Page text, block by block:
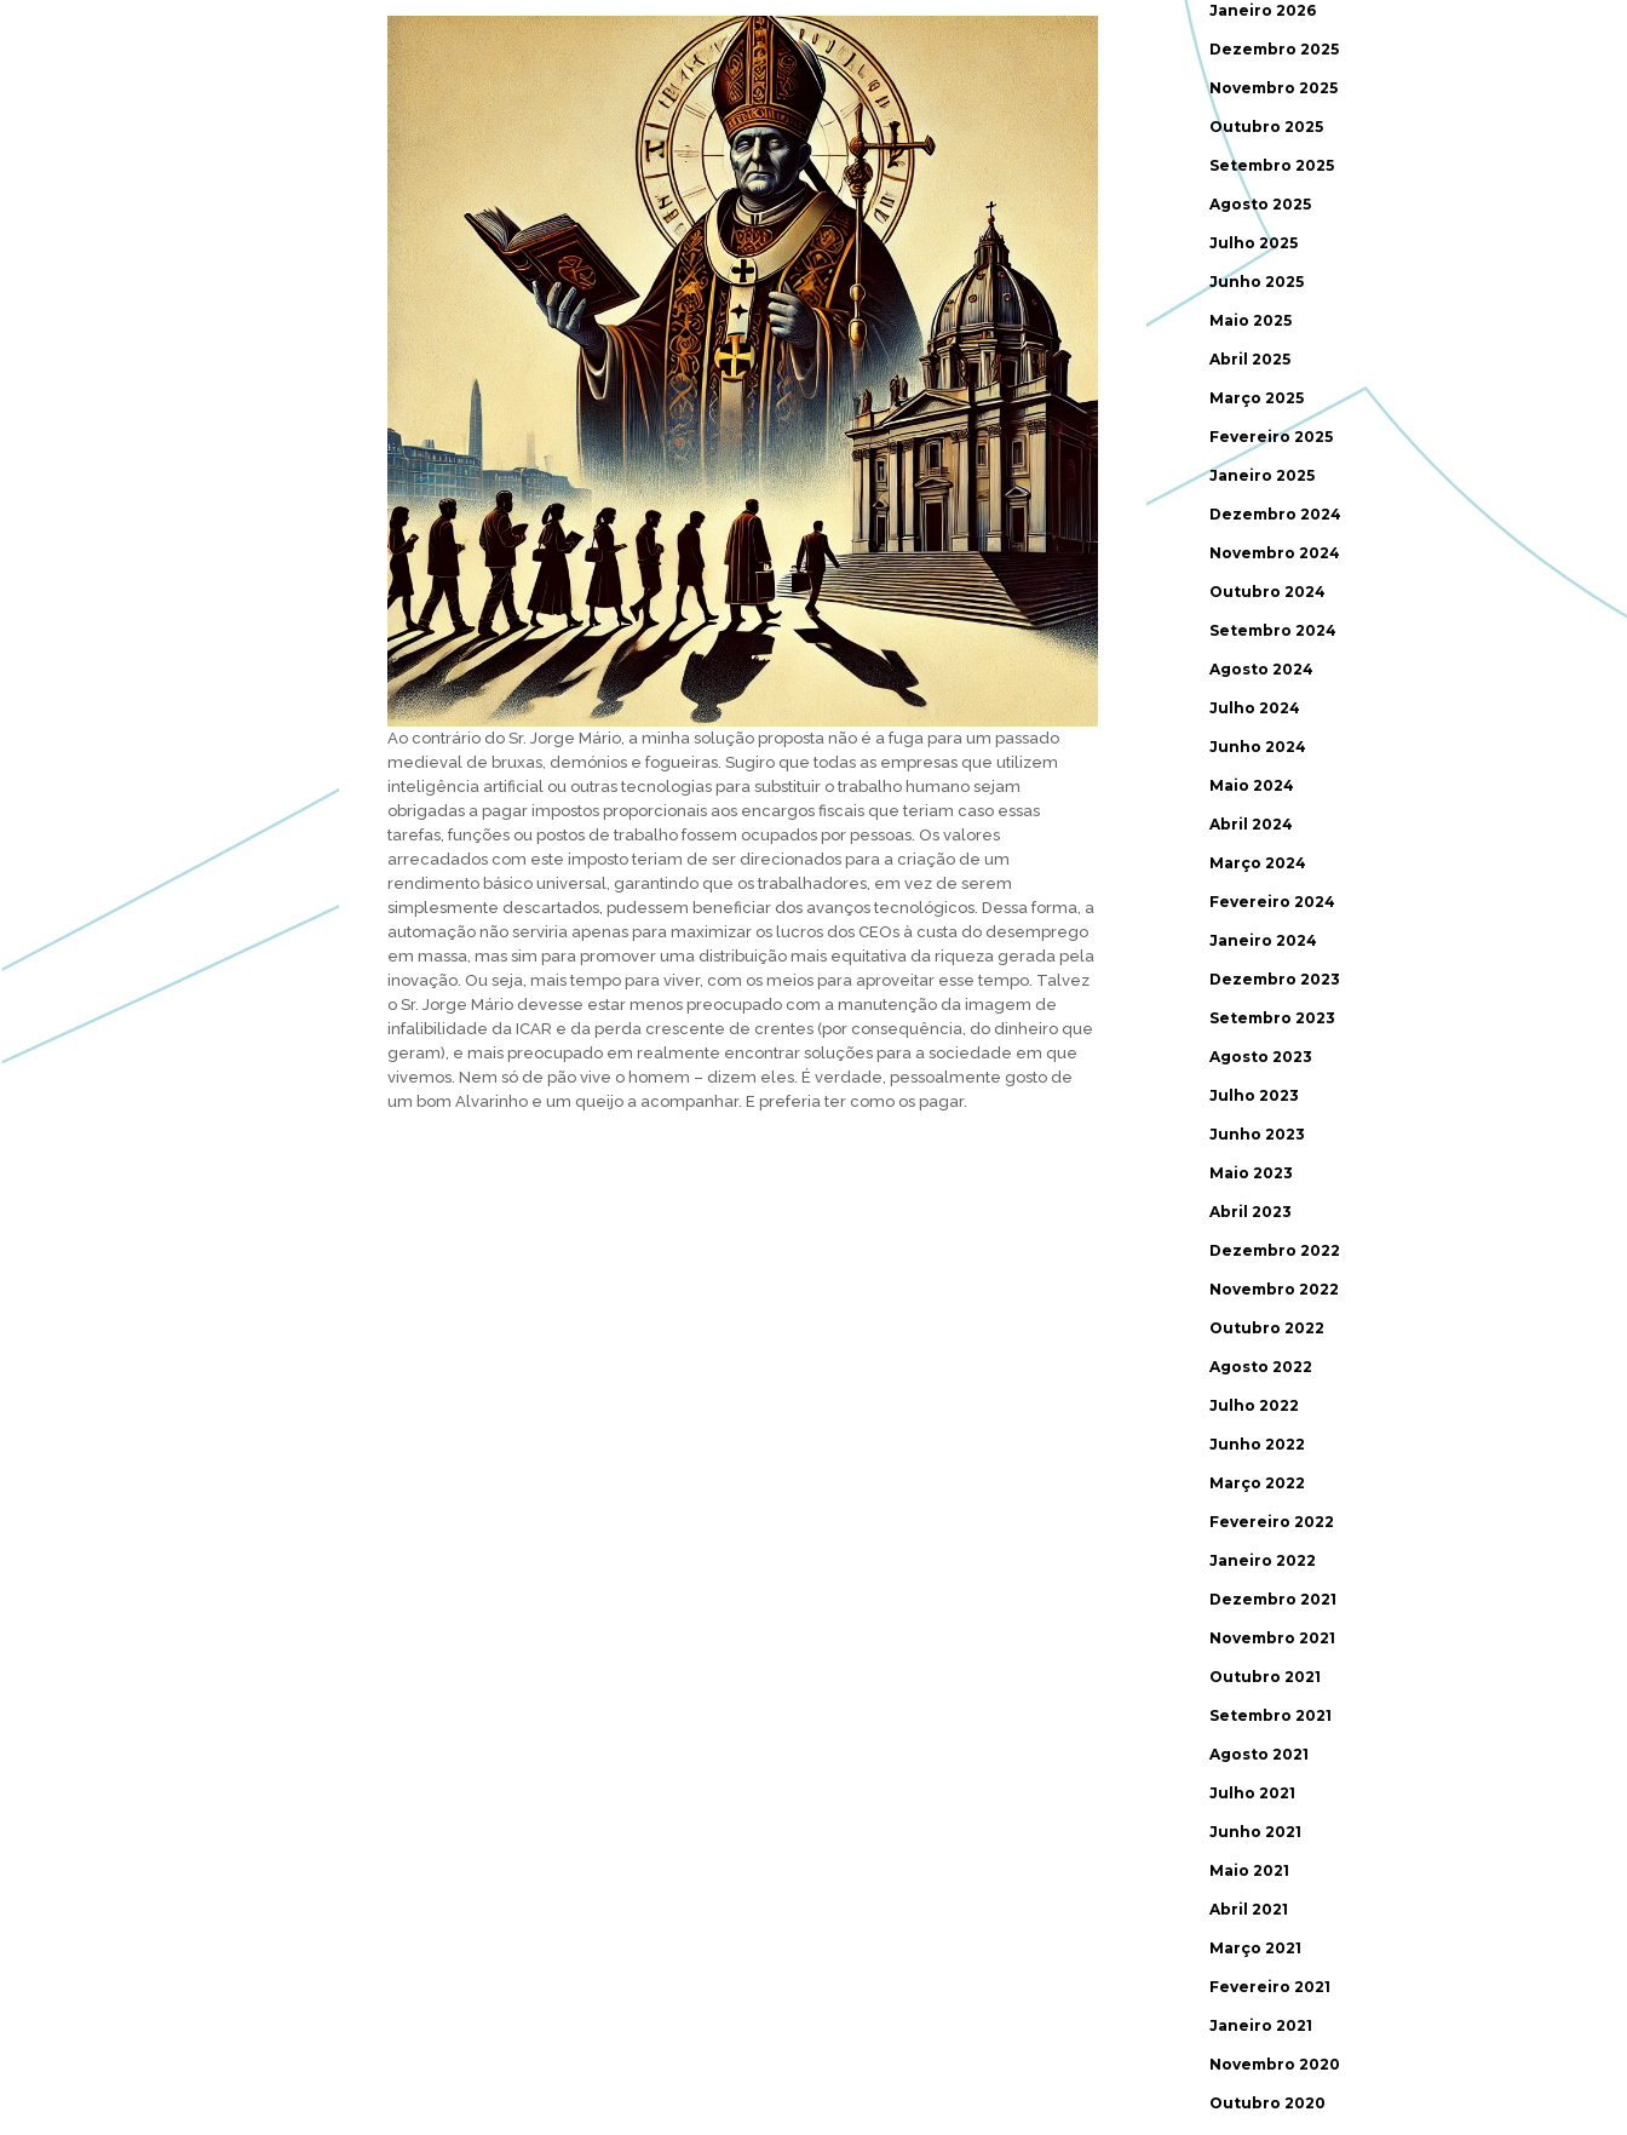
Ao contrário do Sr. Jorge Mário, a minha solução proposta não é a fuga para um passado
medieval de bruxas, demónios e fogueiras. Sugiro que todas as empresas que utilizem
inteligência artificial ou outras tecnologias para substituir o trabalho humano sejam
obrigadas a pagar impostos proporcionais aos encargos fiscais que teriam caso essas
tarefas, funções ou postos de trabalho fossem ocupados por pessoas. Os valores
arrecadados com este imposto teriam de ser direcionados para a criação de um
rendimento básico universal, garantindo que os trabalhadores, em vez de serem
simplesmente descartados, pudessem beneficiar dos avanços tecnológicos. Dessa forma, a
automação não serviria apenas para maximizar os lucros dos CEOs à custa do desemprego
em massa, mas sim para promover uma distribuição mais equitativa da riqueza gerada pela
inovação. Ou seja, mais tempo para viver, com os meios para aproveitar esse tempo. Talvez
o Sr. Jorge Mário devesse estar menos preocupado com a manutenção da imagem de
infalibilidade da ICAR e da perda crescente de crentes (por consequência, do dinheiro que
geram), e mais preocupado em realmente encontrar soluções para a sociedade em que
vivemos. Nem só de pão vive o homem – dizem eles. É verdade, pessoalmente gosto de
um bom Alvarinho e um queijo a acompanhar. E preferia ter como os pagar.
Janeiro 2026
Dezembro 2025
Novembro 2025
Outubro 2025
Setembro 2025
Agosto 2025
Julho 2025
Junho 2025
Maio 2025
Abril 2025
Março 2025
Fevereiro 2025
Janeiro 2025
Dezembro 2024
Novembro 2024
Outubro 2024
Setembro 2024
Agosto 2024
Julho 2024
Junho 2024
Maio 2024
Abril 2024
Março 2024
Fevereiro 2024
Janeiro 2024
Dezembro 2023
Setembro 2023
Agosto 2023
Julho 2023
Junho 2023
Maio 2023
Abril 2023
Dezembro 2022
Novembro 2022
Outubro 2022
Agosto 2022
Julho 2022
Junho 2022
Março 2022
Fevereiro 2022
Janeiro 2022
Dezembro 2021
Novembro 2021
Outubro 2021
Setembro 2021
Agosto 2021
Julho 2021
Junho 2021
Maio 2021
Abril 2021
Março 2021
Fevereiro 2021
Janeiro 2021
Novembro 2020
Outubro 2020